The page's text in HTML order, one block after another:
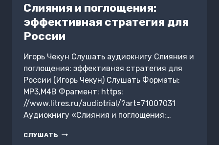
Слияния и поглощения:
эффективная стратегия для
России
Игорь Чекун Слушать аудиокнигу Слияния и
поглощения: эффективная стратегия для
России (Игорь Чекун) Слушать Форматы:
MP3,M4B Фрагмент: https:
//www.litres.ru/audiotrial/?art=71007031
Аудиокнигу «Слияния и поглощения:…
СЛУШАТЬ СЛИЯНИЯ